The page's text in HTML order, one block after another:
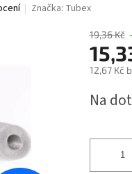
Značka: Tubex
19,36 Kč
12,67 Kč
cena:
Na